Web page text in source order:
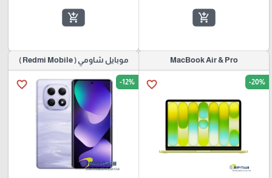
add_shopping_cart
add_shopping_cart
MacBook Air & Pro
favorite_border -20%
موبايل شاومي ( Redmi Mobile )
favorite_border -12%